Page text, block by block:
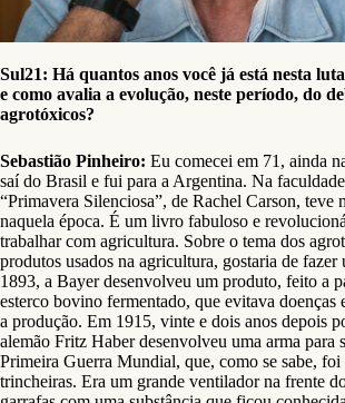
Sul21: Há quantos anos você já está nesta
e como avalia a evolução, neste período, do
agrotóxicos?
Sebastião Pinheiro: Eu comecei em 71, ainda
saí do Brasil e fui para a Argentina. Na
“Primavera Silenciosa”, de Rachel Carson, teve
naquela época. É um livro fabuloso e
trabalhar com agricultura. Sobre o tema dos
produtos usados na agricultura, gostaria de fazer
1893, a Bayer desenvolveu um produto, feito a
esterco bovino fermentado, que evitava doenças
a produção. Em 1915, vinte e dois anos depois
alemão Fritz Haber desenvolveu uma arma para
Primeira Guerra Mundial, que, como se sabe, foi
trincheiras. Era um grande ventilador na frente